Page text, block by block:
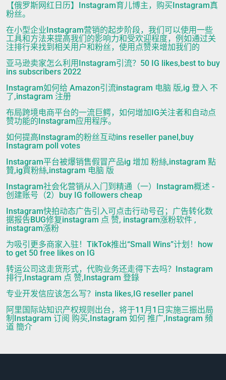
【俄罗斯网红日历】Instagram育儿博主，购买Instagram真
粉丝。
在小型企业Instagram营销的起步阶段，我们可以使用一些
工具和方法来提高我们的影响力和受欢迎程度，例如通过关
注排行来找到相关用户和粉丝，使用点赞来增加我们的
亚马逊卖家怎么利用Instagram引流？50 IG likes,best to buy
ins subscribers 2022
Instagram如何给 Amazon引流instagram 电脑 版,ig 登入 不
了,instagram 注册
布局跨境电商平台的一流巨鳄，如何增加IG关注者和自动点
赞功能的Instagram应用程序。
如何提高Instagram的粉丝互动ins reseller panel,buy
Instagram poll votes
Instagram平台被爆销售假冒产品ig 增加 粉絲,instagram 點
贊,ig買粉絲,instagram 电脑 版
Instagram社会化营销从入门到精通（一）Instagram概述 -
创建账号（2）buy IG followers cheap
Instagram快拍动态广告引入可点击行动号召；广告转化数
据报告BUG修复instagram 点 赞, instagram涨粉软件 ,
instagram漲粉
为吸引更多商家入驻！TikTok推出“Small Wins”计划！how
to get 50 free likes on IG
转运公司这走货形式，代购业务还走得下去吗？Instagram
排行,Instagram 点 赞,Instagram 登錄
专业开发信应该怎么写？insta likes,IG reseller panel
阿里国际站知识产权规则出台，将于11月1日实施三振出局
制Instagram 订阅 购买,Instagram 如何 推广,Instagram 頻
道 簡介